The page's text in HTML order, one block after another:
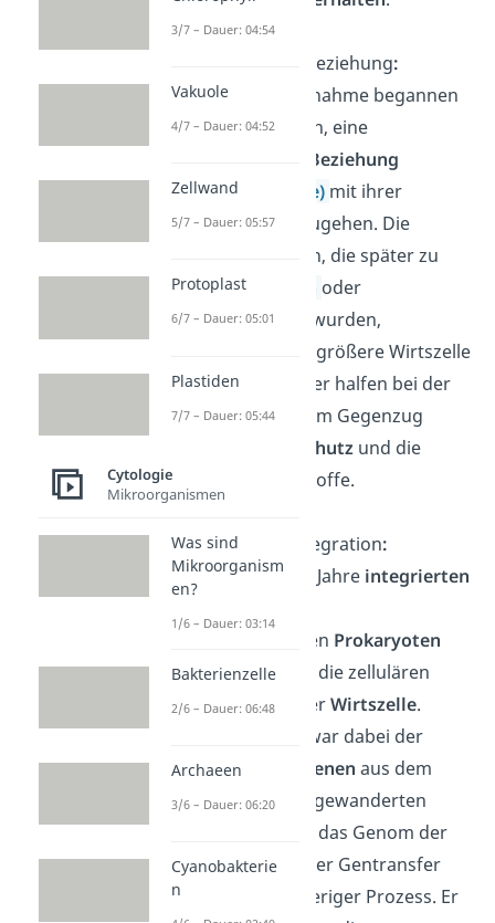
Symbiotische Beziehung:
Nach ihrer Aufnahme begannen
die Prokaryoten, eine
symbiotische Beziehung
(Endosymbiose) mit ihrer
Wirtszelle einzugehen. Die
kleineren Zellen, die später zu
Mitochondrien oder
Chloroplasten wurden,
versorgten die größere Wirtszelle
mitEnergie
oder halfen bei der
Fotosynthese. Im Gegenzug
Schutz und die
nötigen Nährstoffe.
Genetische Integration:
Über Millionen Jahre integrierten
eingedrungenen Prokaryoten
immer mehr in die zellulären
Strukturen ihrerWirtszelle.
Entscheidend war dabei der
Transfer von Genen aus dem
Genom der eingewanderten
Prokaryoten in das Genom der
Wirtszelle. Dieser Gentransfer
war ein langwieriger Prozess. Er
3/7 – Dauer: 04:54
Vakuole
4/7 – Dauer: 04:52
Zellwand
5/7 – Dauer: 05:57
Protoplast
6/7 – Dauer: 05:01
Plastiden
7/7 – Dauer: 05:44
Cytologie
Mikroorganismen
Was sind
Mikroorganism
en?
1/6 – Dauer: 03:14
Bakterienzelle
2/6 – Dauer: 06:48
Archaeen
3/6 – Dauer: 06:20
Cyanobakterie
n